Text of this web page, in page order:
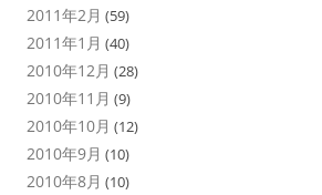
2011年2月 (59)
2011年1月 (40)
2010年12月 (28)
2010年11月 (9)
2010年10月 (12)
2010年9月 (10)
2010年8月 (10)